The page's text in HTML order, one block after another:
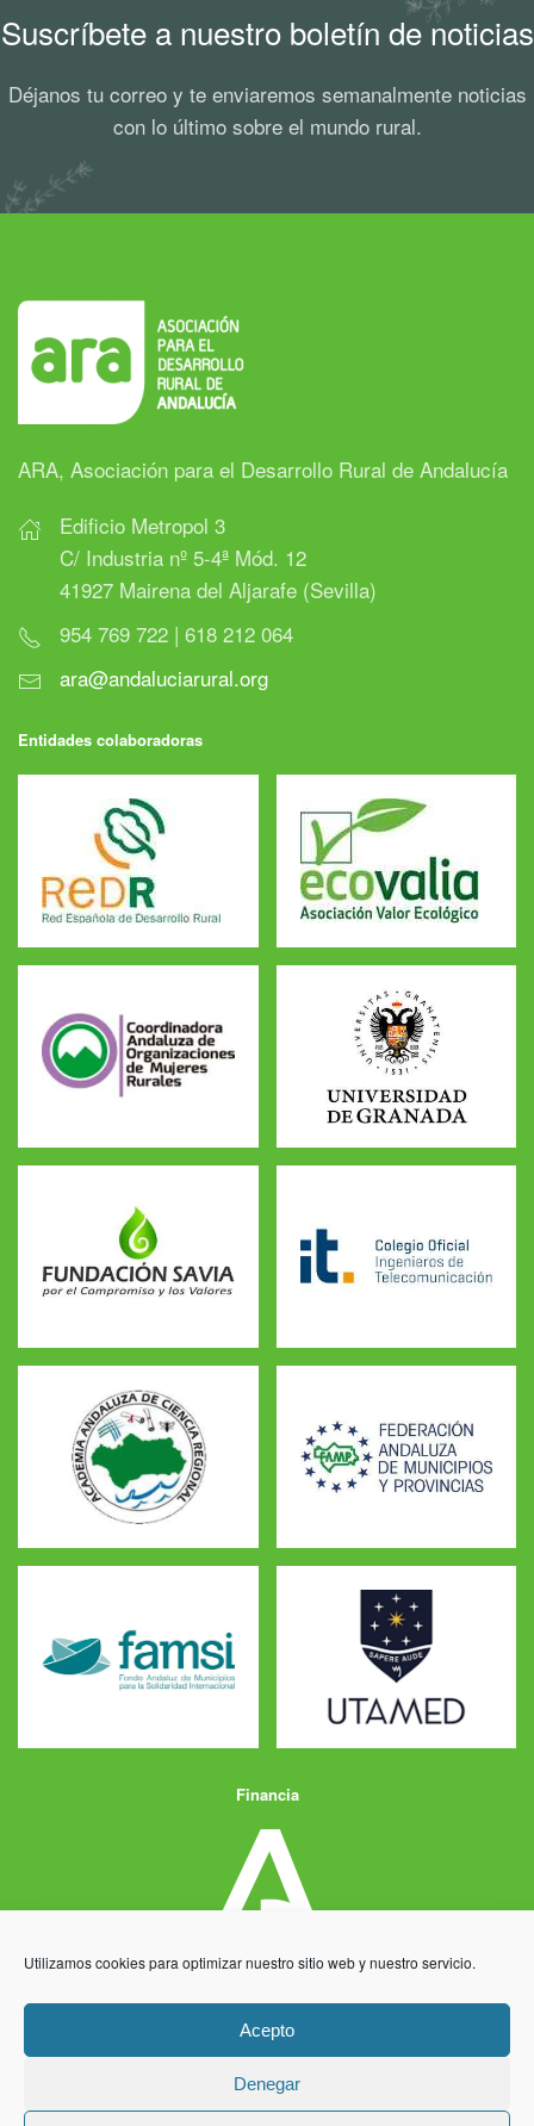
Utilizamos cookies para optimizar nuestro sitio web y nuestro servicio.
Acepto
Denegar
Suscríbete a nuestro boletín de noticias
Déjanos tu correo y te enviaremos semanalmente noticias
con lo último sobre el mundo rural.
ARA, Asociación para el Desarrollo Rural de Andalucía
Edificio Metropol 3
C/ Industria nº 5-4ª Mód. 12
41927 Mairena del Aljarafe (Sevilla)
954 769 722 | 618 212 064
ara@andaluciarural.org
Entidades colaboradoras
Financia